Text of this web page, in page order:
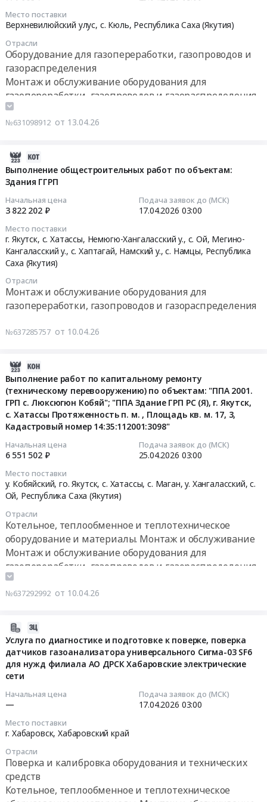
2.
2
Место поставки
Верхневилюйский улус, с. Кюль, Республика Саха (Якутия)
Отрасли
Оборудование для газопереработки, газопроводов и
газораспределения
Монтаж и обслуживание оборудования для
газопереработки, газопроводов и газораспределения
№631098912 от 13.04.26
Выполнение общестроительных работ по объектам:
Здания ГГРП
Начальная цена
3 822 202 ₽
Подача заявок до (МСК)
17.04.2026 03:00
Место поставки
г. Якутск, с. Хатассы, Немюгю-Хангаласский у., с. Ой, Мегино-
Кангаласский у., с. Хаптагай, Намский у., с. Намцы, Республика
Саха (Якутия)
Отрасли
Монтаж и обслуживание оборудования для
газопереработки, газопроводов и газораспределения
№637285757 от 10.04.26
Выполнение работ по капитальному ремонту
(техническому перевооружению) по объектам: "ППА 2001.
ГРП с. Люксюгюн Кобяй"; "ППА Здание ГРП РС (Я), г. Якутск,
с. Хатассы Протяженность п. м. , Площадь кв. м. 17, 3,
Кадастровый номер 14:35:112001:3098"
Начальная цена
6 551 502 ₽
Подача заявок до (МСК)
25.04.2026 03:00
Место поставки
у. Кобяйский, го. Якутск, с. Хатассы, с. Маган, у. Хангаласский, с.
Ой, Республика Саха (Якутия)
Отрасли
Котельное, теплообменное и теплотехническое
оборудование и материалы. Монтаж и обслуживание
Монтаж и обслуживание оборудования для
газопереработки, газопроводов и газораспределения
№637292992 от 10.04.26
Услуга по диагностике и подготовке к поверке, поверка
датчиков газоанализатора универсального Сигма-03 SF6
для нужд филиала АО ДРСК Хабаровские электрические
сети
Начальная цена
—
Подача заявок до (МСК)
17.04.2026 03:00
Место поставки
г. Хабаровск,Хабаровский край
Отрасли
Поверка и калибровка оборудования и технических
средств
Котельное, теплообменное и теплотехническое